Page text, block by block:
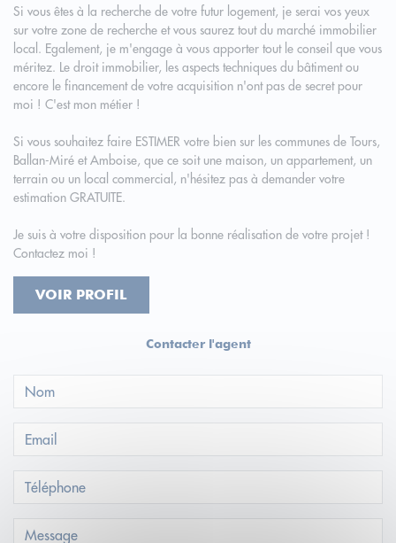
Si vous êtes à la recherche de votre futur logement, je serai vos yeux
sur votre zone de recherche et vous saurez tout du marché immobilier
local. Egalement, je m'engage à vous apporter tout le conseil que vous
méritez. Le droit immobilier, les aspects techniques du bâtiment ou
encore le financement de votre acquisition n'ont pas de secret pour
moi ! C'est mon métier !
Si vous souhaitez faire ESTIMER votre bien sur les communes de Tours,
Ballan-Miré et Amboise, que ce soit une maison, un appartement, un
terrain ou un local commercial, n'hésitez pas à demander votre
estimation GRATUITE.
Je suis à votre disposition pour la bonne réalisation de votre projet !
Contactez moi !
VOIR PROFIL
Contacter l'agent